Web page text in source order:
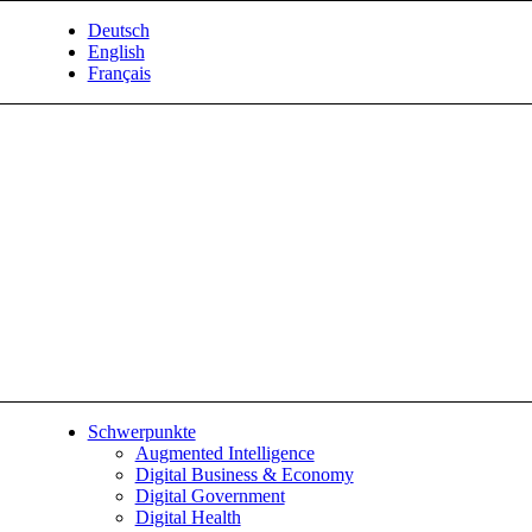
Deutsch
English
Français
Schwerpunkte
Augmented Intelligence
Digital Business & Economy
Digital Government
Digital Health